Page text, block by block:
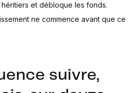
et débloque les fonds.
ne commence avant que ce
suivre,